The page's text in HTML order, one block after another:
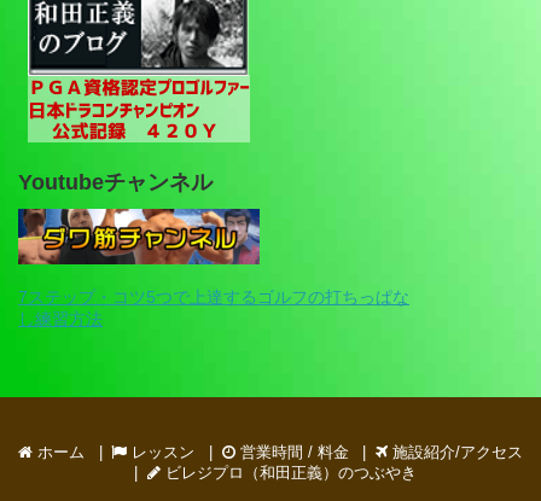
Youtubeチャンネル
7ステップ・コツ5つで上達するゴルフの打ちっぱな
し練習方法
ホーム レッスン 営業時間 / 料金
施設紹介/アクセス
ビレジプロ（和田正義）のつぶやき